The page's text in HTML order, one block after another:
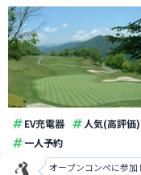
EV充電器 人気(高評価)
一人予約
オープンコンペに参